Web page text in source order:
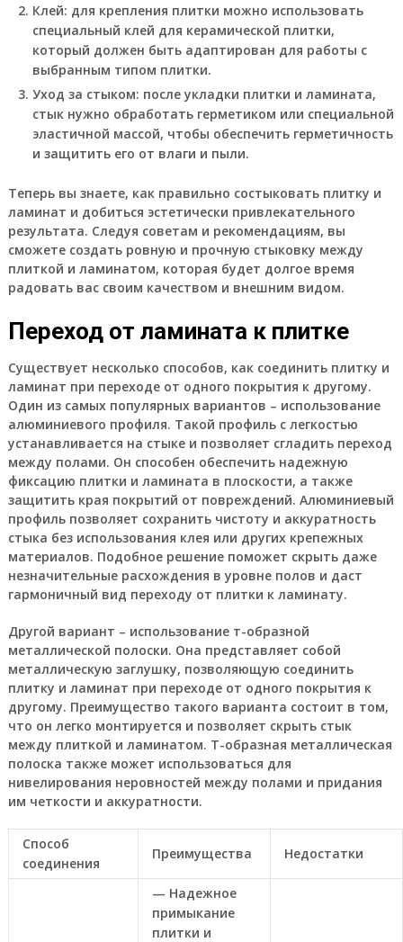
Клей: для крепления плитки можно использовать
специальный клей для керамической плитки,
который должен быть адаптирован для работы с
выбранным типом плитки.
Уход за стыком: после укладки плитки и ламината,
стык нужно обработать герметиком или специальной
эластичной массой, чтобы обеспечить герметичность
и защитить его от влаги и пыли.
Теперь вы знаете, как правильно состыковать плитку и
ламинат и добиться эстетически привлекательного
результата. Следуя советам и рекомендациям, вы
сможете создать ровную и прочную стыковку между
плиткой и ламинатом, которая будет долгое время
радовать вас своим качеством и внешним видом.
Переход от ламината к плитке
Существует несколько способов, как соединить плитку и
ламинат при переходе от одного покрытия к другому.
Один из самых популярных вариантов – использование
алюминиевого профиля. Такой профиль с легкостью
устанавливается на стыке и позволяет сгладить переход
между полами. Он способен обеспечить надежную
фиксацию плитки и ламината в плоскости, а также
защитить края покрытий от повреждений. Алюминиевый
профиль позволяет сохранить чистоту и аккуратность
стыка без использования клея или других крепежных
материалов. Подобное решение поможет скрыть даже
незначительные расхождения в уровне полов и даст
гармоничный вид переходу от плитки к ламинату.
Другой вариант – использование т-образной
металлической полоски. Она представляет собой
металлическую заглушку, позволяющую соединить
плитку и ламинат при переходе от одного покрытия к
другому. Преимущество такого варианта состоит в том,
что он легко монтируется и позволяет скрыть стык
между плиткой и ламинатом. Т-образная металлическая
полоска также может использоваться для
нивелирования неровностей между полами и придания
им четкости и аккуратности.
Способ
соединения
Преимущества Недостатки
— Надежное
примыкание
плитки и